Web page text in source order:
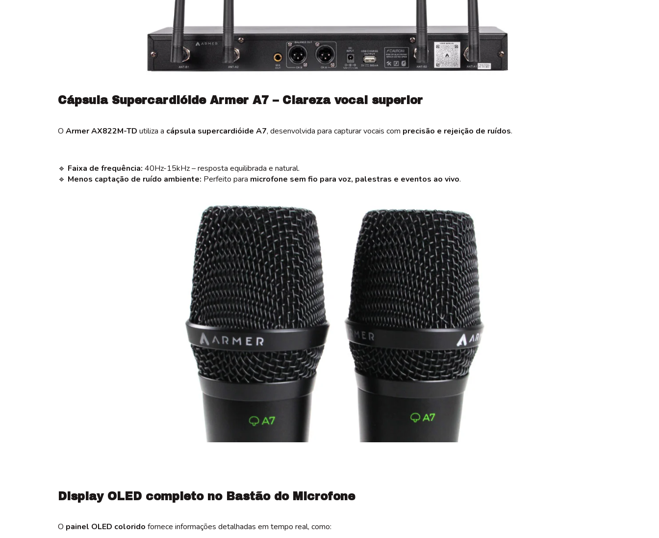
Cápsula Supercardióide Armer A7 – Clareza vocal superior
O Armer AX822M-TD utiliza a cápsula supercardióide A7, desenvolvida para capturar vocais com precisão e rejeição de ruídos.
🔹 Faixa de frequência: 40Hz-15kHz – resposta equilibrada e natural.
🔹 Menos captação de ruído ambiente: Perfeito para microfone sem fio para voz, palestras e eventos ao vivo.
Display OLED completo no Bastão do Microfone
O painel OLED colorido fornece informações detalhadas em tempo real, como: